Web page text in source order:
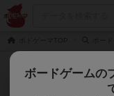
ボードゲームの